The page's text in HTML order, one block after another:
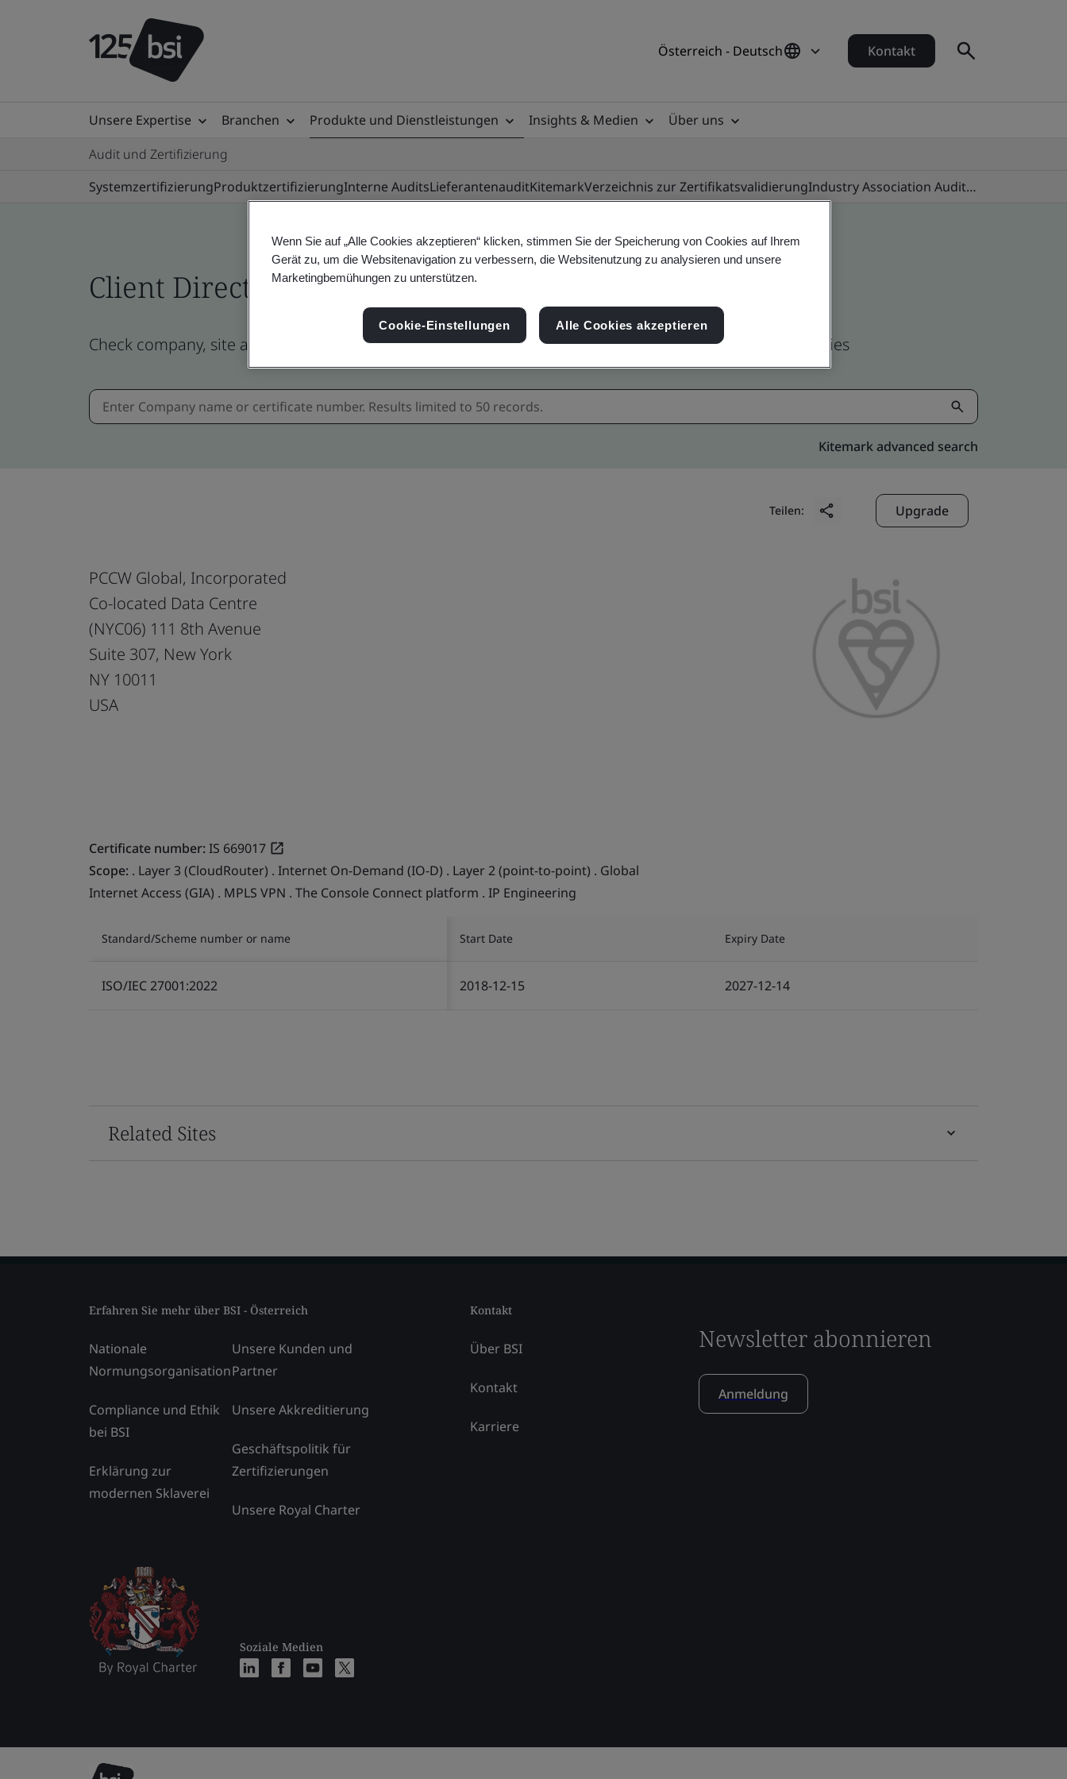
Österreich - Deutsch Kontakt
Unsere Expertise Branchen Produkte und Dienstleistungen Insights & Medien
Über uns
Audit und Zertifizierung
SystemzertifizierungProduktzertifizierungInterne AuditsLieferantenauditKitemarkVerzeichnis zur Zertifikatsvalidierung Industry Association Audit Programmes
Client Directory profile
Check company, site and product certificates - Validation and Verification, Austrian and global companies
Kitemark advanced search
Teilen: Upgrade
PCCW Global, Incorporated
Co-located Data Centre
(NYC06) 111 8th Avenue
Suite 307, New York
NY 10011
USA
Certificate number:IS 669017
Scope: . Layer 3 (CloudRouter) . Internet On-Demand (IO-D) . Layer 2 (point-to-point) . Global
Internet Access (GIA) . MPLS VPN . The Console Connect platform . IP Engineering
Standard/Scheme number or name Start Date Expiry Date
ISO/IEC 27001:2022 2018-12-15 2027-12-14
Related Sites
Erfahren Sie mehr über BSI - Österreich
Nationale
Normungsorganisation
Compliance und Ethik
bei BSI
Erklärung zur
modernen Sklaverei
Unsere Kunden und
Partner
Unsere Akkreditierung
Geschäftspolitik für
Zertifizierungen
Unsere Royal Charter
Soziale Medien
Kontakt
Über BSI
Kontakt
Karriere
Newsletter abonnieren
Anmeldung
Wenn Sie auf „Alle Cookies akzeptieren“ klicken, stimmen Sie der Speicherung von Cookies auf Ihrem
Gerät zu, um die Websitenavigation zu verbessern, die Websitenutzung zu analysieren und unsere
Marketingbemühungen zu unterstützen.
Cookie-Einstellungen Alle Cookies akzeptieren